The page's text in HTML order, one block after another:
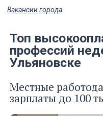
Вакансии города
Топ
профессий
Ульяновске
Местные
зарплаты до 100